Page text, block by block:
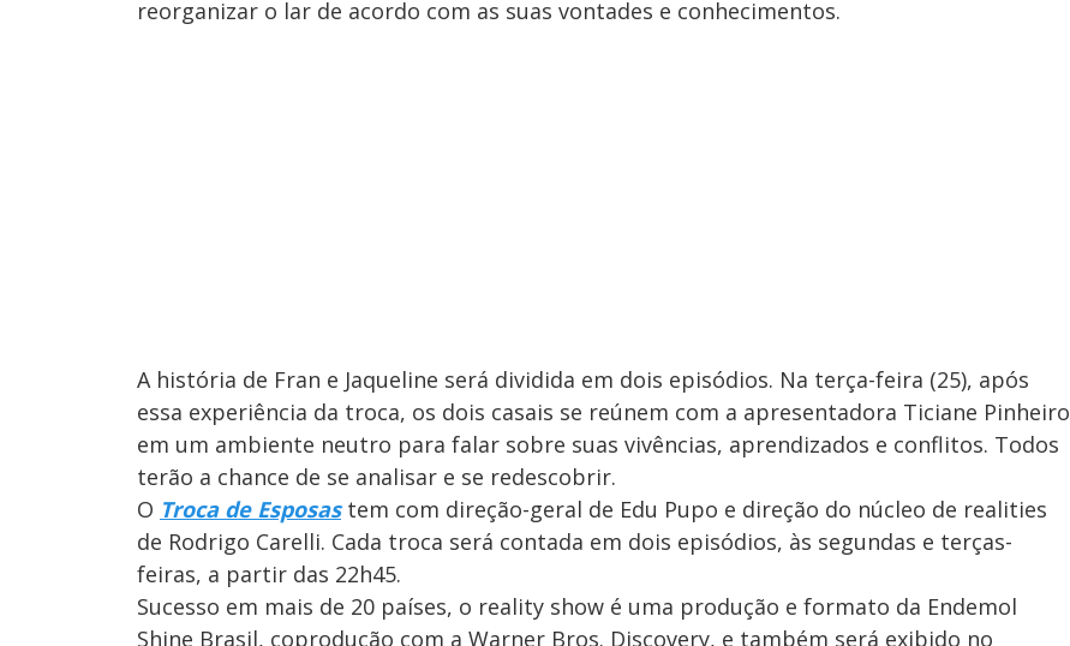
reorganizar o lar de acordo com as suas vontades e conhecimentos.
A história de Fran e Jaqueline será dividida em dois episódios. Na terça-feira (25), após
essa experiência da troca, os dois casais se reúnem com a apresentadora Ticiane Pinheiro
em um ambiente neutro para falar sobre suas vivências, aprendizados e conflitos. Todos
terão a chance de se analisar e se redescobrir.
O Troca de Esposastem com direção-geral de Edu Pupo e direção do núcleo de realities
de Rodrigo Carelli. Cada troca será contada em dois episódios, às segundas e terças-
feiras, a partir das 22h45.
Sucesso em mais de 20 países, o reality show é uma produção e formato da Endemol
Shine Brasil, coprodução com a Warner Bros. Discovery, e também será exibido no